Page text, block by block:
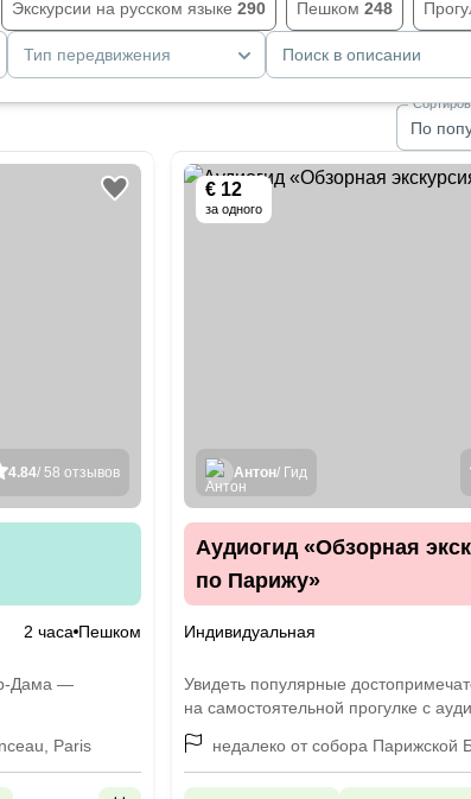
Экскурсии на русском языке 290 Пешком 248
Тип передвижения Поиск в описании
По
4.84/ 58 отзывов
2 часа Пешком
Дама —
Paris
€ 12
за одного
Антон/ Гид
Аудиогид «Обзорная
по Парижу»
Индивидуальная
Увидеть популярные
на самостоятельной прогулке с
недалеко от собора Парижской